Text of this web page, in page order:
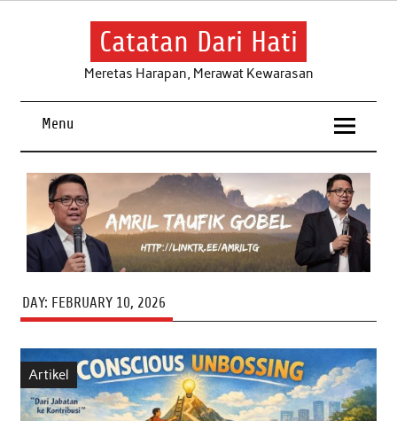
Skip
Catatan Dari Hati
Meretas Harapan, Merawat Kewarasan
Menu
DAY: FEBRUARY 10, 2026
Artikel